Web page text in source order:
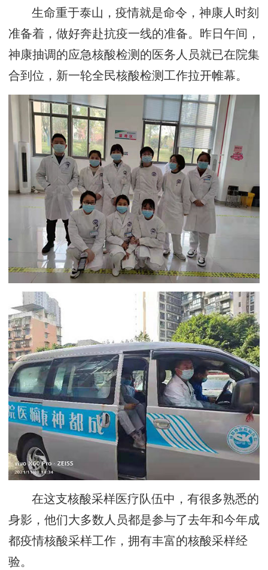
生命重于泰山，疫情就是命令，神康人时刻
准备着，做好奔赴抗疫一线的准备。昨日午间，
神康抽调的应急核酸检测的医务人员就已在院集
合到位，新一轮全民核酸检测工作拉开帷幕。
在这支核酸采样医疗队伍中，有很多熟悉的
身影，他们大多数人员都是参与了去年和今年成
都疫情核酸采样工作，拥有丰富的核酸采样经
验。